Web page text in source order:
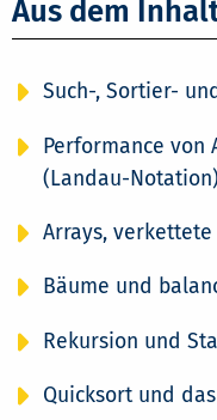
Aus dem
Such-, Sortier-
Performance von
(Landau-Notation)
Arrays,
Bäume und
Rekursion und
Quicksort und